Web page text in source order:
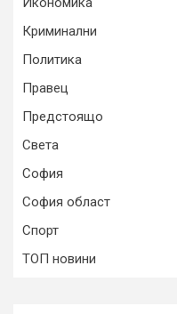
Криминални
Политика
Правец
Предстоящо
Света
София
София област
Спорт
ТОП новини